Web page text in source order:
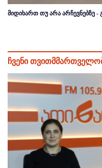
მიდიხართ თუ არა არჩევნებზე
ჩვენი